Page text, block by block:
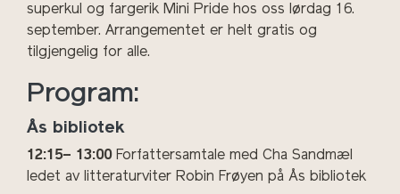
superkul og fargerik Mini Pride hos oss lørdag 16.
september. Arrangementet er helt gratis og
tilgjengelig for alle.
Program:
Ås bibliotek
12:15– 13:00Forfattersamtale med Cha Sandmæl
ledet av litteraturviter Robin Frøyen på Ås bibliotek